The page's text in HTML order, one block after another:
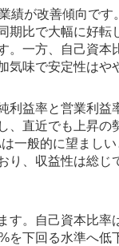
績が改善傾向です
期比で大幅に好転
。一方、自己資本
気味で安定性はや
利益率と営業利益
、直近でも上昇の
一般的に望まし
り、収益性は総じ
す。自己資本比率
を下回る水準へ低